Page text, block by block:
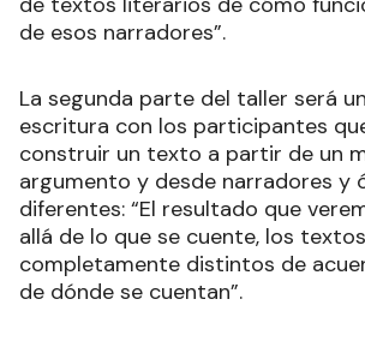
de esos narradores”.
La segunda parte del taller será
escritura con los participantes
construir un texto a partir de un
argumento y desde narradores y
diferentes: “El resultado que
allá de lo que se cuente, los
completamente distintos de
de dónde se cuentan”.